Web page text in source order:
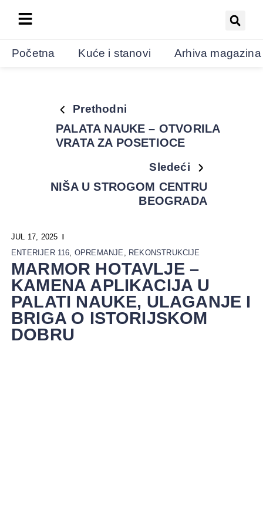
Početna Kuće i stanovi Arhiva magazina
Prethodni
PALATA NAUKE – OTVORILA
VRATA ZA POSETIOCE
Sledeći
NIŠA U STROGOM CENTRU
BEOGRADA
JUL 17, 2025
ENTERIJER 116, OPREMANJE , REKONSTRUKCIJE
MARMOR HOTAVLJE –
KAMENA APLIKACIJA U
PALATI NAUKE, ULAGANJE I
BRIGA O ISTORIJSKOM
DOBRU